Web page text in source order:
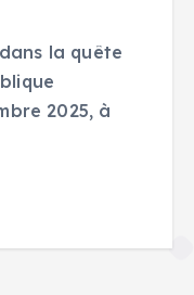
la quête
2025, à